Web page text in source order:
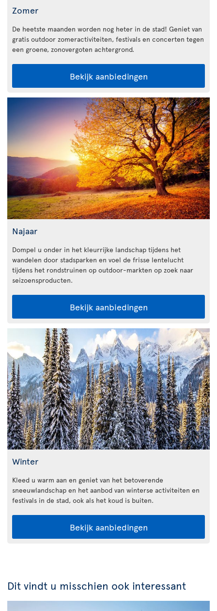
Zomer
De heetste maanden worden nog heter in de stad! Geniet van
gratis outdoor zomeractiviteiten, festivals en concerten tegen
een groene, zonovergoten achtergrond.
Bekijk aanbiedingen
Najaar
Dompel u onder in het kleurrijke landschap tijdens het
wandelen door stadsparken en voel de frisse lentelucht
tijdens het rondstruinen op outdoor-markten op zoek naar
seizoensproducten.
Bekijk aanbiedingen
Winter
Kleed u warm aan en geniet van het betoverende
sneeuwlandschap en het aanbod van winterse activiteiten en
festivals in de stad, ook als het koud is buiten.
Bekijk aanbiedingen
Dit vindt u misschien ook interessant